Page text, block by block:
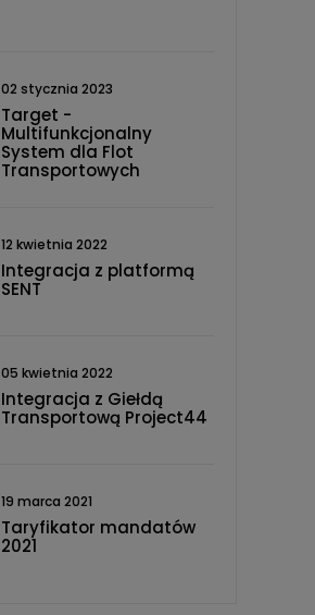
02 stycznia 2023
Target -
Multifunkcjonalny
System dla Flot
Transportowych
12 kwietnia 2022
Integracja z platformą
SENT
05 kwietnia 2022
Integracja z Giełdą
Transportową Project44
19 marca 2021
Taryfikator mandatów
2021